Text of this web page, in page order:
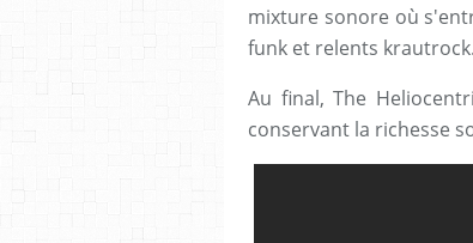
mixture sonore où
funk et relents krautrock.
Au final, The
conservant la richesse